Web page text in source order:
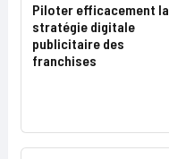
Piloter efficacement la
stratégie digitale
publicitaire des
franchises